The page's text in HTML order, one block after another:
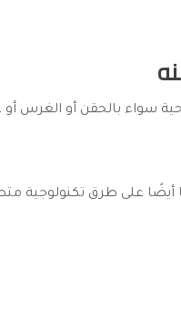
سواء بالحقن أو الغرس أو
أيضًا على طرق تكنولوجية